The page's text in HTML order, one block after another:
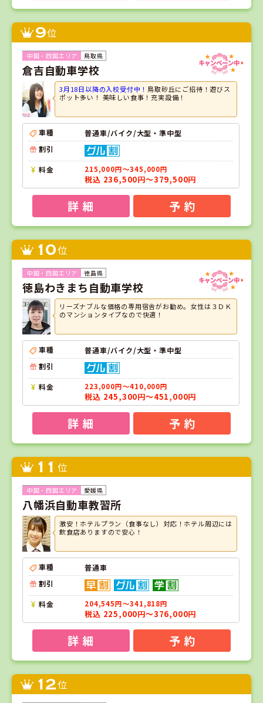
9位
鳥取県
倉吉自動車学校
3月18日以降の入校受付中！ 鳥取砂丘にご招待！遊びス
ポット多い！ 美味しい食事！充実設備！
車種
普通車/バイク/大型・準中型
割引
料金 215,000円～345,000円
税込 236,500円～379,500円
詳 細 予 約
10位
徳島県
徳島わきまち自動車学校
リーズナブルな価格の専用宿舎がお勧め。女性は３ＤＫ
のマンションタイプなので快適！
車種
普通車/バイク/大型・準中型
割引
料金 223,000円～410,000円
税込 245,300円～451,000円
詳 細 予 約
11 位
愛媛県
八幡浜自動車教習所
激安！ホテルプラン（食事なし）対応！ホテル周辺には
飲食店ありますので安心！
車種
普通車
割引
料金 204,545円～341,818円
税込 225,000円～376,000円
詳 細 予 約
12位